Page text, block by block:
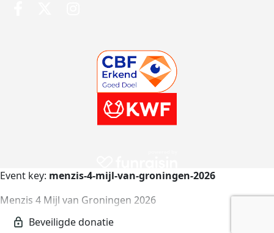
Event key: menzis-4-mijl-van-groningen-2026
Menzis 4 Mijl van Groningen 2026
menzis-4-mijl-van-groningen-2026